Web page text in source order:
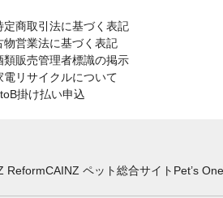
定商取引法に基づく表記
物営業法に基づく表記
類販売管理者標識の掲示
電リサイクルについて
掛け払い申込
ReformCAINZ ペット総合サイト Pet’s One